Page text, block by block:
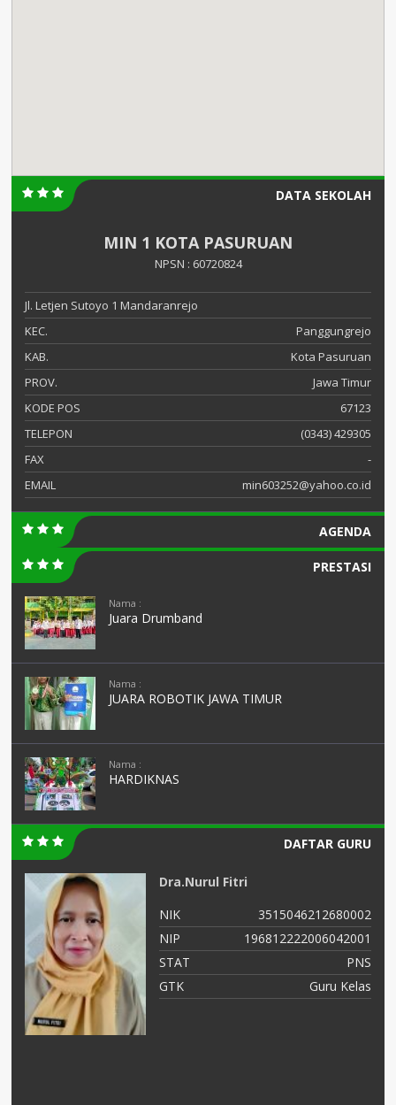
DATA SEKOLAH
MIN 1 KOTA PASURUAN
NPSN : 60720824
Jl. Letjen Sutoyo 1 Mandaranrejo
KEC.
Panggungrejo
KAB.
Kota Pasuruan
PROV.
Jawa Timur
KODE POS
67123
TELEPON
(0343) 429305
FAX
-
EMAIL
min603252@yahoo.co.id
AGENDA
PRESTASI
Nama :
Juara Drumband
Nama :
JUARA ROBOTIK JAWA TIMUR
Nama :
HARDIKNAS
DAFTAR GURU
Dra.Nurul Fitri
NIK
3515046212680002
NIP
196812222006042001
STAT
PNS
GTK
Guru Kelas